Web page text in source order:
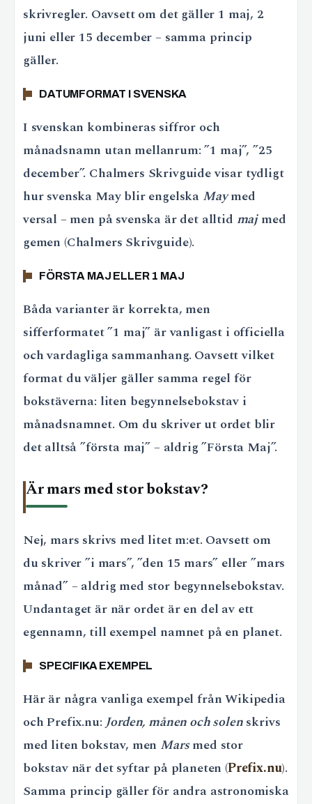
skrivregler. Oavsett om det gäller 1 maj, 2
juni eller 15 december – samma princip
gäller.
DATUMFORMAT I SVENSKA
I svenskan kombineras siffror och
månadsnamn utan mellanrum: ”1 maj”, ”25
december”. Chalmers Skrivguide visar tydligt
hur svenska May blir engelska Maymed
versal – men på svenska är det alltid majmed
gemen (Chalmers Skrivguide).
FÖRSTA MAJ ELLER 1 MAJ
Båda varianter är korrekta, men
sifferformatet ”1 maj” är vanligast i officiella
och vardagliga sammanhang. Oavsett vilket
format du väljer gäller samma regel för
bokstäverna: liten begynnelsebokstav i
månadsnamnet. Om du skriver ut ordet blir
det alltså ”första maj” – aldrig ”Första Maj”.
Är mars med stor bokstav?
Nej, mars skrivs med litet m:et. Oavsett om
du skriver ”i mars”, ”den 15 mars” eller ”mars
månad” – aldrig med stor begynnelsebokstav.
Undantaget är när ordet är en del av ett
egennamn, till exempel namnet på en planet.
SPECIFIKA EXEMPEL
Här är några vanliga exempel från Wikipedia
och Prefix.nu:Jorden, månen och solenskrivs
med liten bokstav, men Marsmed stor
bokstav när det syftar på planeten (Prefix.nu).
Samma princip gäller för andra astronomiska